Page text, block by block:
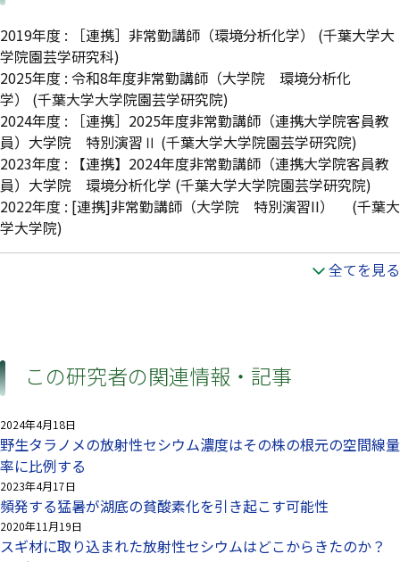
2019年度 : ［連携］非常勤講師（環境分析化学）
(千葉大学大
学院園芸学研究科)
2025年度 : 令和8年度非常勤講師（大学院 環境分析化
学）
(千葉大学大学院園芸学研究院)
2024年度 :
［連携］2025年度非常勤講師（連携大学院客員教
員）大学院 特別演習Ⅱ (千葉大学大学院園芸学研究院)
2023年度 :
【連携】2024年度非常勤講師（連携大学院客員教
員）大学院 環境分析化学 (千葉大学大学院園芸学研究院)
2022年度 : [連携]非常勤講師（大学院 特別演習II）
(千葉大
学大学院)
全てを見る
この研究者の関連情報・記事
2024年4月18日
野生タラノメの放射性セシウム濃度はその株の根元の空間線量
率に比例する
2023年4月17日
頻発する猛暑が湖底の貧酸素化を引き起こす可能性
2020年11月19日
スギ材に取り込まれた放射性セシウムはどこからきたのか？